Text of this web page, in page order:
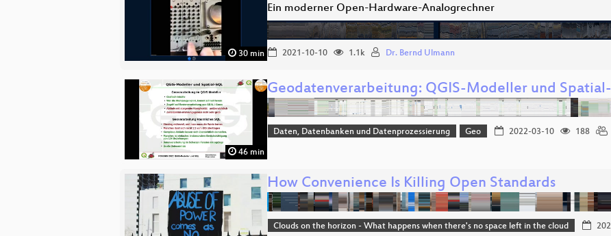
30 min
Ein moderner Open-Hardware-Analogrechner
2021-10-10 1.1k Dr. Bernd Ulmann
46 min
Geodatenverarbeitung: QGIS-Modeller und
Daten, Datenbanken und Datenprozessierung Geo 2022-03-10 188
How Convenience Is Killing Open Standards
Clouds on the horizon - What happens when there's no space left in the cloud